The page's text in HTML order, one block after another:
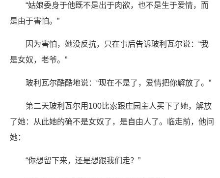
“姑娘委身于他既不是出于肉欲，也不是生于爱情，而
是由于害怕。”
因为害怕，她没反抗，只在事后告诉玻利瓦尔说：“我
是女奴，老爷。”
玻利瓦尔酷酷地说：“现在不是了，爱情把你解放了。”
第二天玻利瓦尔用100比索跟庄园主人买下了她，解放
了她：从此她的确不是女奴了，是自由人了。临走前，他问
她：
“你想留下来，还是想跟我们走？”